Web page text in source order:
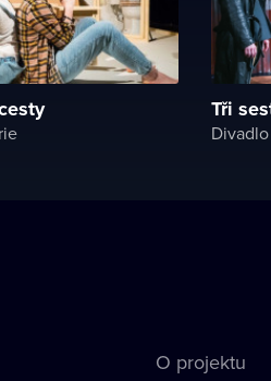
Tři
O projektu